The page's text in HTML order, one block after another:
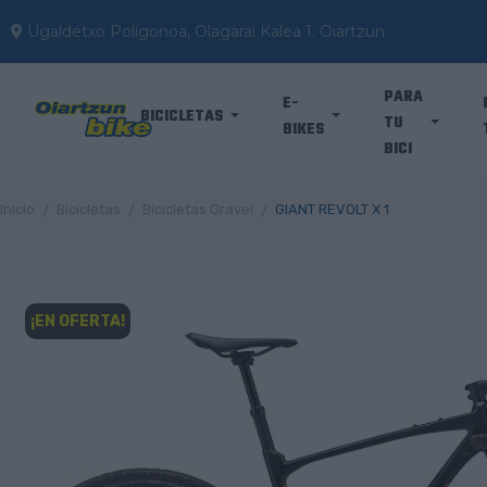
Ugaldetxo Poligonoa, Olagarai Kalea 1. Oiartzun
BICICLETAS
E-
BIKES
PARA
TU
BICI
GIANT REVOLT X 1
¡EN OFERTA!